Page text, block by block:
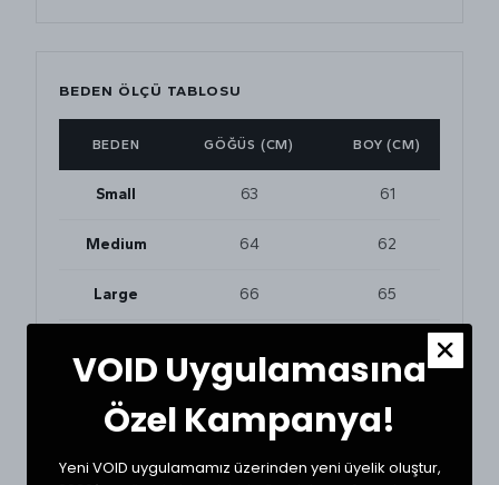
BEDEN ÖLÇÜ TABLOSU
BEDEN GÖĞÜS (CM) BOY (CM)
Small 63 61
Medium 64 62
Large 66 65
BEDEN VE UYUMLULUK
değişkenlik gösterebilir. En doğru seçim için
VOID Uygulamasına
Özel Kampanya!
Yeni VOID uygulamamız üzerinden yeni üyelik oluştur,